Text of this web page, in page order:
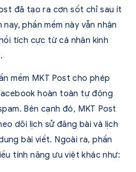
đã tạo ra cơn sốt chỉ sau ít
phần mềm này vẫn nhận
tích cực từ cá nhân kinh
mềm MKT Post cho phép
hoàn toàn tự động
Bên cạnh đó, MKT Post
dõi lịch sử đăng bài và lịch
bài viết. Ngoài ra, phần
tính năng ưu việt khác như: